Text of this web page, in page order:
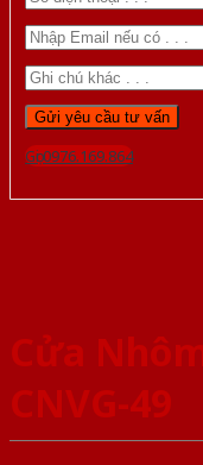
Gọi 0976.169.864
Cửa
CNVG-49